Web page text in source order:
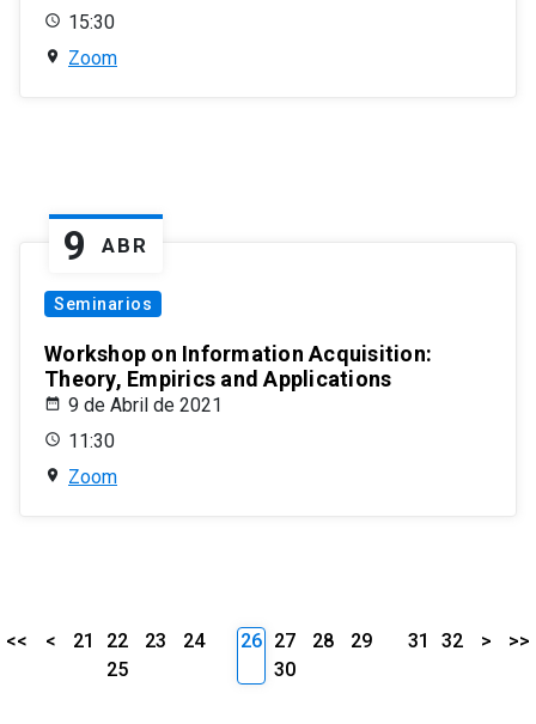
15:30
Zoom
9 ABR
Seminarios
Workshop on Information Acquisition:
Theory, Empirics and Applications
9 de Abril de 2021
11:30
Zoom
<< < 21 22 23
24
25
26 27 28
29
30
31 32 > >>